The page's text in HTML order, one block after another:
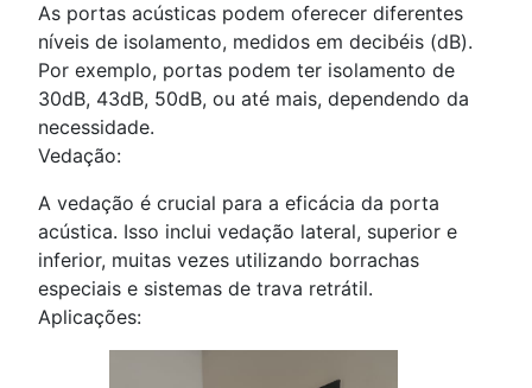
As portas acústicas podem oferecer diferentes
níveis de isolamento, medidos em decibéis (dB).
Por exemplo, portas podem ter isolamento de
30dB, 43dB, 50dB, ou até mais, dependendo da
necessidade.
Vedação:
A vedação é crucial para a eficácia da porta
acústica. Isso inclui vedação lateral, superior e
inferior, muitas vezes utilizando borrachas
especiais e sistemas de trava retrátil.
Aplicações: